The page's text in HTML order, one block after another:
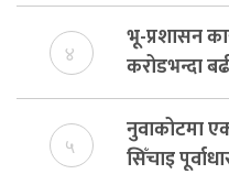
४
भू-प्रशासन
करोडभन्दा
बेरुजु फर्छयौट
५
नुवाकोटमा
सिँचाइ